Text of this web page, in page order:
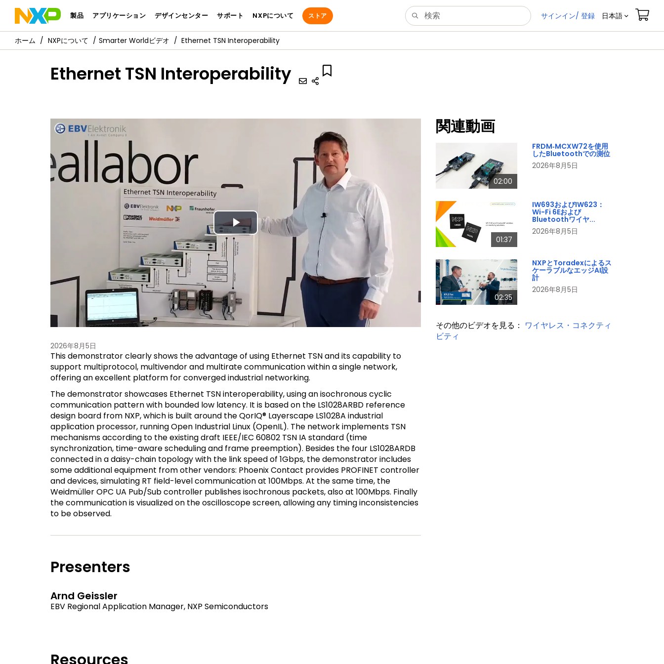
製品 アプリケーション デザインセンター サポート NXPについて ストア サインイン/ 登録 日本語
NXPについて Smarter Worldビデオ Ethernet TSN Interoperability
Ethernet TSN Interoperability
Play
Video
2026年8月5日
This demonstrator clearly shows the advantage of using Ethernet TSN and its capability to
support multiprotocol, multivendor and multirate communication within a single network,
offering an excellent platform for converged industrial networking.
The demonstrator showcases Ethernet TSN interoperability, using an isochronous cyclic
communication pattern with bounded low latency. It is based on the LS1028ARBD reference
design board from NXP, which is built around the QorIQ® Layerscape LS1028A industrial
application processor, running Open Industrial Linux (OpenIL). The network implements TSN
mechanisms according to the existing draft IEEE/IEC 60802 TSN IA standard (time
synchronization, time-aware scheduling and frame preemption). Besides the four LS1028ARDB
connected in a daisy-chain topology with the link speed of 1Gbps, the demonstrator includes
some additional equipment from other vendors: Phoenix Contact provides PROFINET controller
and devices, simulating RT field-level communication at 100Mbps. At the same time, the
Weidmüller OPC UA Pub/Sub controller publishes isochronous packets, also at 100Mbps. Finally
the communication is visualized on the oscilloscope screen, allowing any timing inconsistencies
to be observed.
Presenters
Arnd Geissler
EBV Regional Application Manager, NXP Semiconductors
関連動画
02:00
FRDM‑MCXW72を使用
したBluetoothでの測位
2026年8月5日
01:37
IW693およびIW623：
Wi-Fi 6Eおよび
Bluetoothワイヤ...
2026年8月5日
02:35
NXPとToradexによるス
ケーラブルなエッジAI設
計
2026年8月5日
その他のビデオを見る： ワイヤレス・コネクティ
ビティ